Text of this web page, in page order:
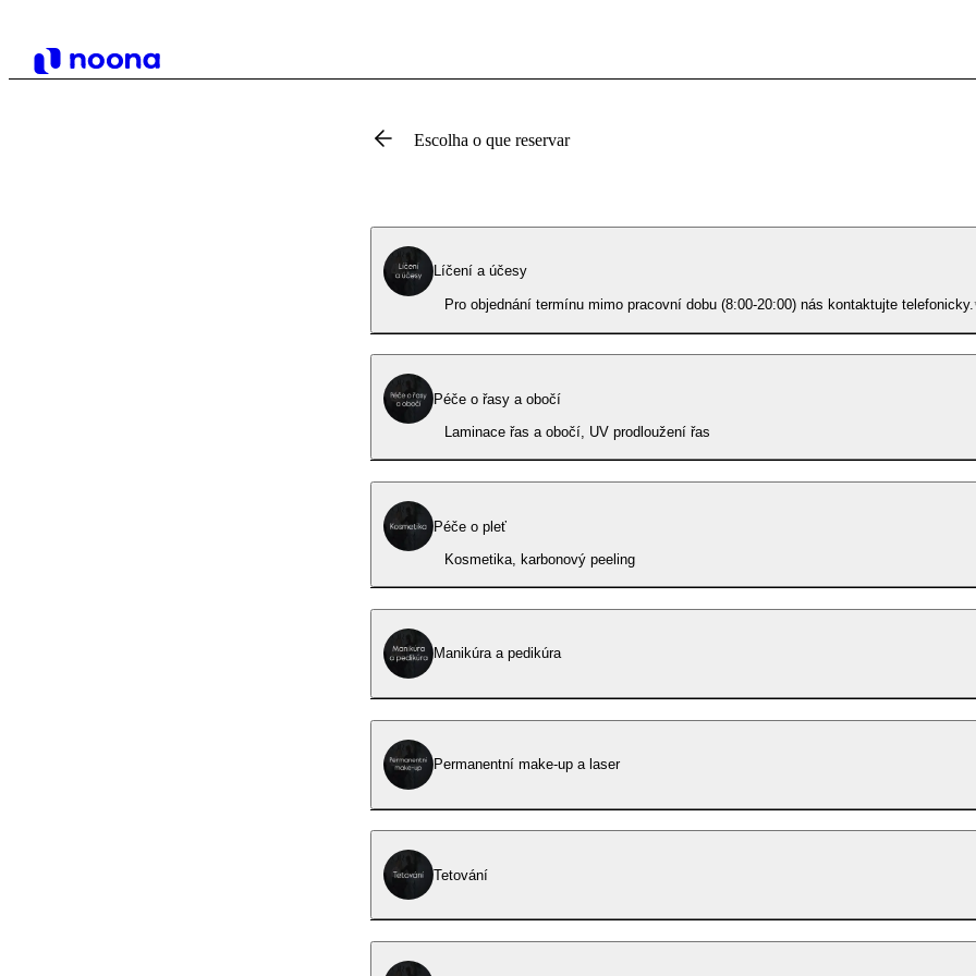
Escolha o que reservar
Líčení a účesy
Pro objednání termínu mimo pracovní dobu (8:00-20:00) nás kontaktujte
Péče o řasy a obočí
Laminace řas a obočí, UV prodloužení řas
Péče o pleť
Kosmetika, karbonový peeling
Manikúra a pedikúra
Permanentní make-up a laser
Tetování